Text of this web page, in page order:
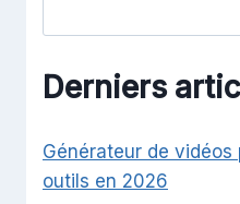
Derniers
Générateur de vidéos
outils en 2026